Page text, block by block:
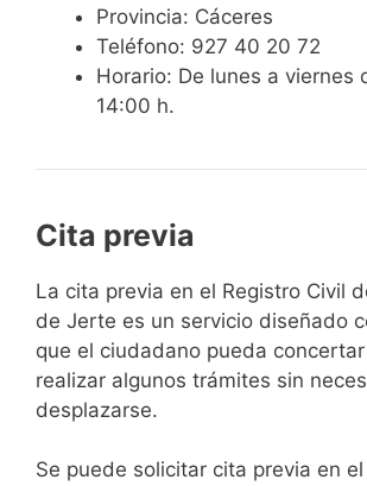
Provincia: Cáceres
Teléfono: 927 40 20 72
Horario: De lunes a viernes
14:00 h.
Cita previa
​​​​​​​​​​​​​​​​​​​​​​​​​​​​La cita previa en el Registro Civil
de Jerte es un servicio diseñado
que el ciudadano pueda
realizar algunos trámites sin
desplazarse.​
Se puede solicitar cita previa en